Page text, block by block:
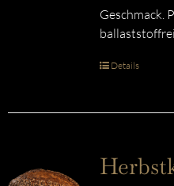
Geschmack.
Details